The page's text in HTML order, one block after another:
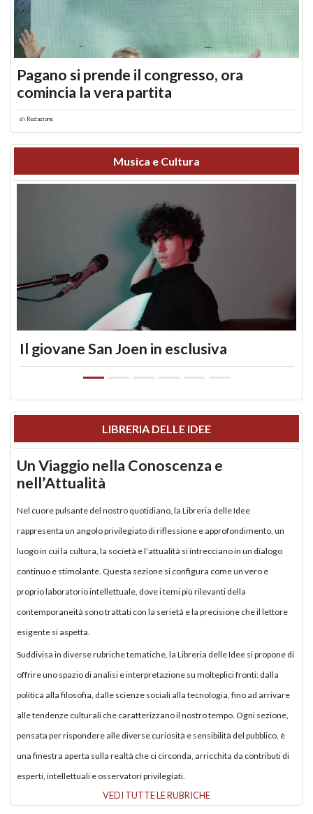
Pagano si prende il congresso, ora
comincia la vera partita
di Redazione
Musica e Cultura
Il giovane San Joen in esclusiva
LIBRERIA DELLE IDEE
Un Viaggio nella Conoscenza e
nell’Attualità
Nel cuore pulsante del nostro quotidiano, la Libreria delle Idee
rappresenta un angolo privilegiato di riflessione e approfondimento, un
luogo in cui la cultura, la società e l’attualità si intrecciano in un dialogo
continuo e stimolante. Questa sezione si configura come un vero e
proprio laboratorio intellettuale, dove i temi più rilevanti della
contemporaneità sono trattati con la serietà e la precisione che il lettore
esigente si aspetta.
Suddivisa in diverse rubriche tematiche, la Libreria delle Idee si propone di
offrire uno spazio di analisi e interpretazione su molteplici fronti: dalla
politica alla filosofia, dalle scienze sociali alla tecnologia, fino ad arrivare
alle tendenze culturali che caratterizzano il nostro tempo. Ogni sezione,
pensata per rispondere alle diverse curiosità e sensibilità del pubblico, è
una finestra aperta sulla realtà che ci circonda, arricchita da contributi di
esperti, intellettuali e osservatori privilegiati.
VEDI TUTTE LE RUBRICHE